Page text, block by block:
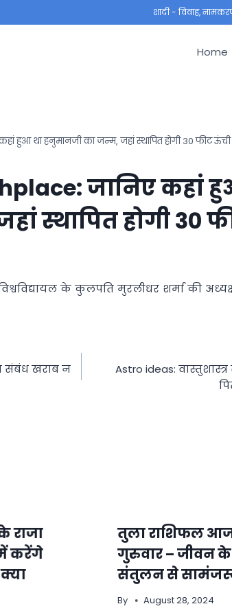
शादी - विवाह,
Home
हुआ था हनुमानजी का जन्म, जहां स्थापित होगी 30 फीट ऊंची
जानिए कहां
स्थापित होगी 30
के कुलपति मुरलीधर शर्मा की
संबंध खराब न
Astro ideas:
राजा
में करेंगे
तुला राशिफल
गुरुवार – जीवन
संतुलन से सामंजस्य
By August 28, 2024